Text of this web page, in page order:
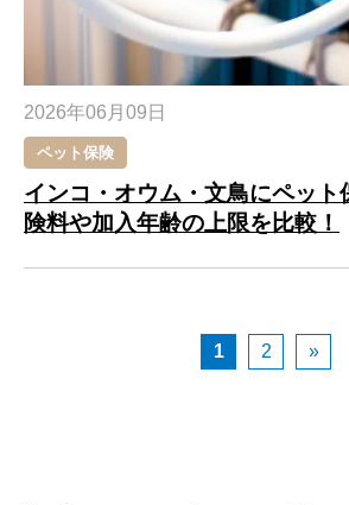
2026年06月09日
ペット保険
インコ・オウム・文鳥にペット
険料や加入年齢の上限を比較！
1 2 »